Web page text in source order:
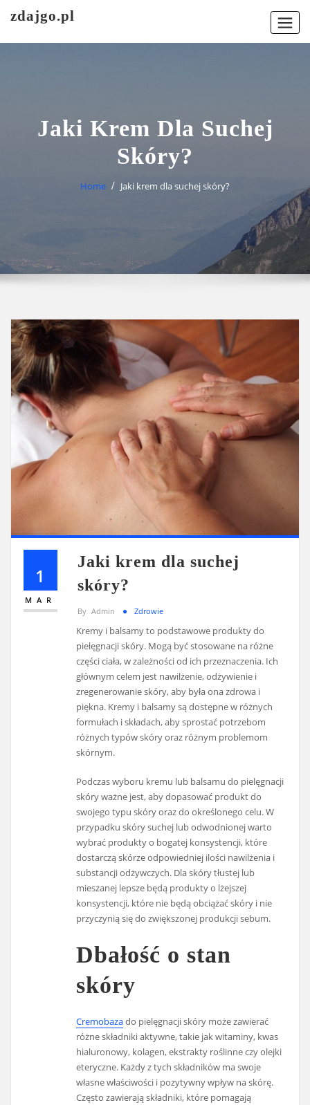
zdajgo.pl
Jaki Krem Dla Suchej
Skóry?
Home Jaki krem dla suchej skóry?
1
MAR
Jaki krem dla suchej
skóry?
By Admin Zdrowie
Kremy i balsamy to podstawowe produkty do
pielęgnacji skóry. Mogą być stosowane na różne
części ciała, w zależności od ich przeznaczenia. Ich
głównym celem jest nawilżenie, odżywienie i
zregenerowanie skóry, aby była ona zdrowa i
piękna. Kremy i balsamy są dostępne w różnych
formułach i składach, aby sprostać potrzebom
różnych typów skóry oraz różnym problemom
skórnym.
Podczas wyboru kremu lub balsamu do pielęgnacji
skóry ważne jest, aby dopasować produkt do
swojego typu skóry oraz do określonego celu. W
przypadku skóry suchej lub odwodnionej warto
wybrać produkty o bogatej konsystencji, które
dostarczą skórze odpowiedniej ilości nawilżenia i
substancji odżywczych. Dla skóry tłustej lub
mieszanej lepsze będą produkty o lżejszej
konsystencji, które nie będą obciążać skóry i nie
przyczynią się do zwiększonej produkcji sebum.
Dbałość o stan
skóry
Cremobazado pielęgnacji skóry może zawierać
różne składniki aktywne, takie jak witaminy, kwas
hialuronowy, kolagen, ekstrakty roślinne czy olejki
eteryczne. Każdy z tych składników ma swoje
własne właściwości i pozytywny wpływ na skórę.
Często zawierają składniki, które pomagają